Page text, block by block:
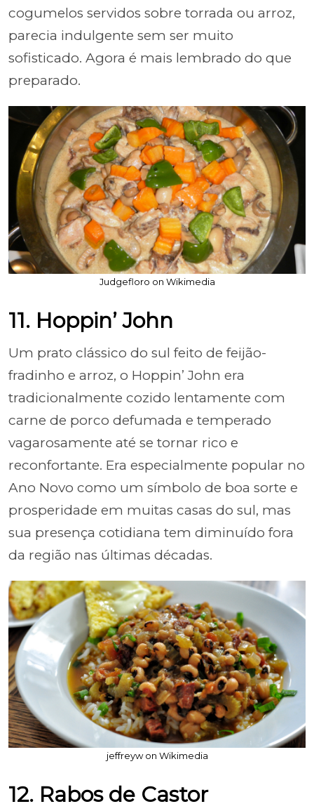
cogumelos servidos sobre torrada ou arroz,
parecia indulgente sem ser muito
sofisticado. Agora é mais lembrado do que
preparado.
Judgefloro on Wikimedia
11. Hoppin’ John
Um prato clássico do sul feito de feijão-
fradinho e arroz, o Hoppin’ John era
tradicionalmente cozido lentamente com
carne de porco defumada e temperado
vagarosamente até se tornar rico e
reconfortante. Era especialmente popular no
Ano Novo como um símbolo de boa sorte e
prosperidade em muitas casas do sul, mas
sua presença cotidiana tem diminuído fora
da região nas últimas décadas.
jeffreyw on Wikimedia
12. Rabos de Castor